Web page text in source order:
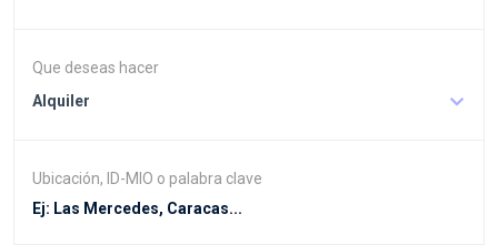
Que deseas hacer
Alquiler
Ubicación, ID-MIO o palabra clave